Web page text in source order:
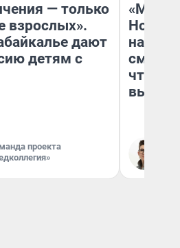
— только
взрослых».
дают
детям с
проекта
«Мы
чтобы